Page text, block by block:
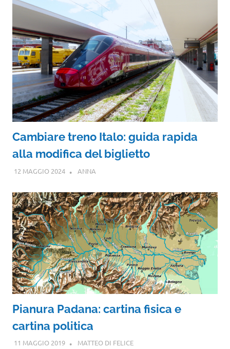
Cambiare treno Italo: guida rapida
alla modifica del biglietto
12 MAGGIO 2024 ANNA
Pianura Padana: cartina fisica e
cartina politica
11 MAGGIO 2019 MATTEO DI FELICE